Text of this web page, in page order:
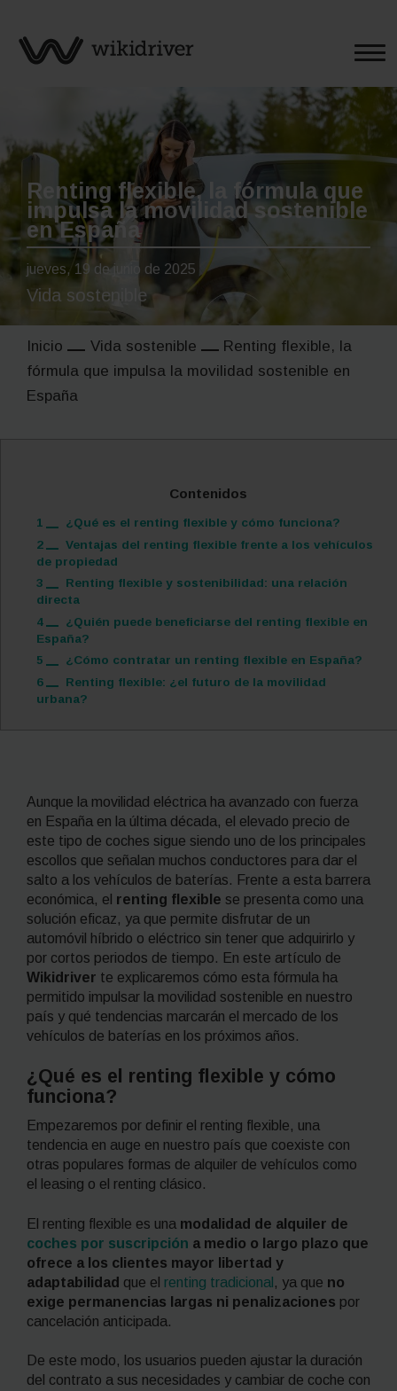
Renting flexible, la fórmula que
impulsa la movilidad sostenible
en España
jueves, 19 de junio de 2025
Vida sostenible
Inicio Vida sostenible
Renting flexible, la
fórmula que impulsa la movilidad sostenible en
España
Contenidos
1
¿Qué es el renting flexible y cómo funciona?
2
Ventajas del renting flexible frente a los vehículos
de propiedad
3
Renting flexible y sostenibilidad: una relación
directa
4
¿Quién puede beneficiarse del renting flexible en
España?
5
¿Cómo contratar un renting flexible en España?
6
Renting flexible: ¿el futuro de la movilidad
urbana?
Aunque la movilidad eléctrica ha avanzado con fuerza
en España en la última década, el elevado precio de
este tipo de coches sigue siendo uno de los principales
escollos que señalan muchos conductores para dar el
salto a los vehículos de baterías. Frente a esta barrera
económica, el renting flexible se presenta como una
solución eficaz, ya que permite disfrutar de un
automóvil híbrido o eléctrico sin tener que adquirirlo y
por cortos periodos de tiempo. En este artículo de
Wikidriver te explicaremos cómo esta fórmula ha
permitido impulsar la movilidad sostenible en nuestro
país y qué tendencias marcarán el mercado de los
vehículos de baterías en los próximos años.
¿Qué es el renting flexible y cómo
funciona?
Empezaremos por definir el renting flexible, una
tendencia en auge en nuestro país que coexiste con
otras populares formas de alquiler de vehículos como
el
leasing o el renting clásico.
El renting flexible es una modalidad de alquiler de
coches por suscripción a medio o largo plazo que
ofrece a los clientes mayor libertad y
adaptabilidad que el renting tradicional , ya que no
exige permanencias largas ni penalizaciones por
cancelación anticipada.
De este modo, los usuarios pueden ajustar la duración
del contrato a sus necesidades y cambiar de coche con